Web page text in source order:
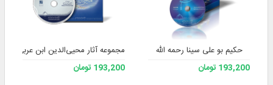
حکیم بو علی سینا رحمه الله
193,200 تومان
مجموعه آثار محیی‌الدین ابن عربی
193,200 تومان